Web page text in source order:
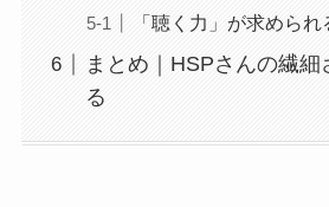
「聴く力」が求めら
まとめ｜HSPさんの繊細
る